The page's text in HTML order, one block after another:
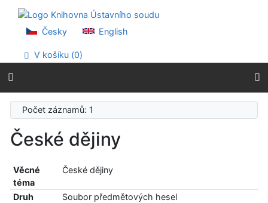
Přejít na menu
Prohlášení o webové přístupnosti
Česky English
V košíku (0)
Počet záznamů: 1
České dějiny
Věcné
téma
České dějiny
Druh
Soubor předmětových hesel